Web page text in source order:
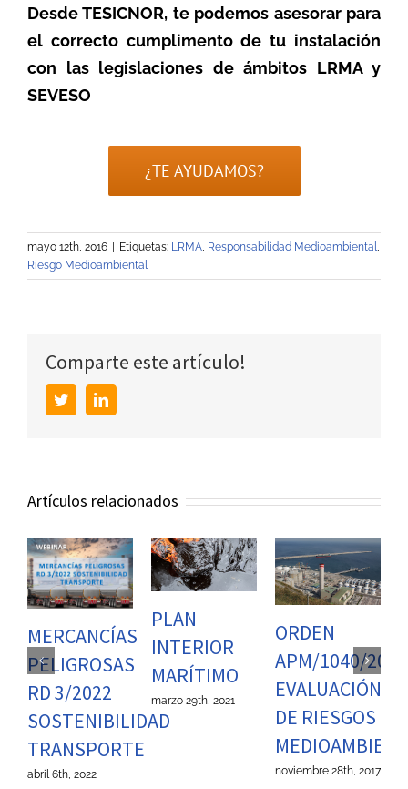
Desde TESICNOR, te podemos asesorar para
el correcto cumplimento de tu instalación
con las legislaciones de ámbitos LRMA y
SEVESO
¿TE AYUDAMOS?
mayo 12th, 2016 Etiquetas: LRMA, Responsabilidad Medioambiental,
Riesgo Medioambiental
Comparte este artículo!
TwitterLinkedIn
Artículos relacionados
MERCANCÍAS
PELIGROSAS
RD 3/2022
SOSTENIBILIDAD
TRANSPORTE
abril 6th, 2022
PLAN
INTERIOR
MARÍTIMO
marzo 29th, 2021
ORDEN
APM/1040/2017
EVALUACIÓN
DE RIESGOS
noviembre 28th, 2017